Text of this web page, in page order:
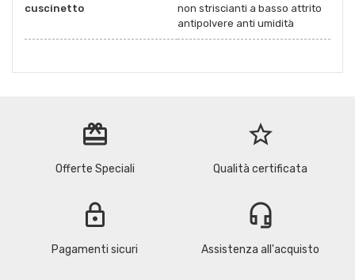
cuscinetto
non striscianti a basso attrito
antipolvere anti umidità
redeem
Offerte Speciali
star_border
Qualità certificata
lock
Pagamenti sicuri
headset_mic
Assistenza all'acquisto